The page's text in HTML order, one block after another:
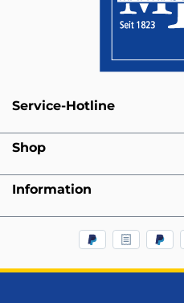
Service-Hotline
Shop
Information